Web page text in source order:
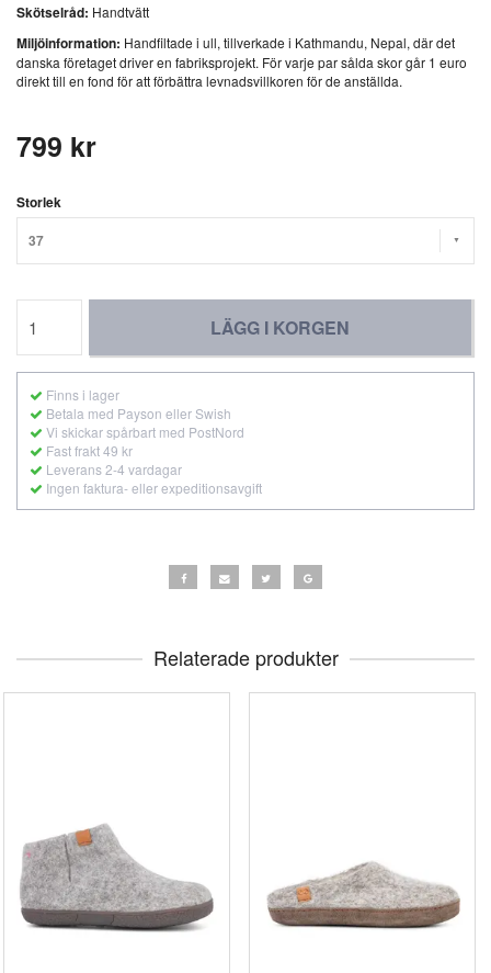
Skötselråd: Handtvätt
Miljöinformation: Handfiltade i ull, tillverkade i Kathmandu, Nepal, där det
danska företaget driver en fabriksprojekt. För varje par sålda skor går 1 euro
direkt till en fond för att förbättra levnadsvillkoren för de anställda.
799 kr
Storlek
37
LÄGG I KORGEN
Finns i lager
Betala med Payson eller Swish
Vi skickar spårbart med PostNord
Fast frakt 49 kr
Leverans 2-4 vardagar
Ingen faktura- eller expeditionsavgift
Relaterade produkter